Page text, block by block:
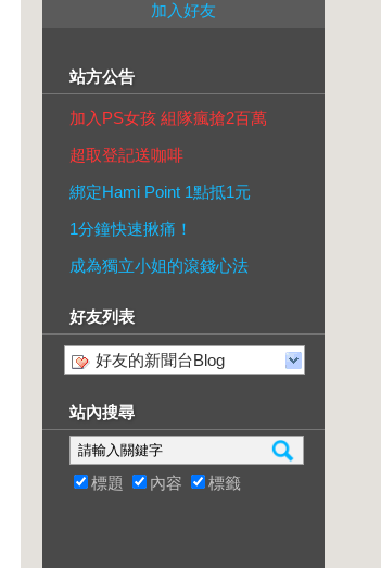
加入好友
站方公告
加入PS女孩 組隊瘋搶2百萬
超取登記送咖啡
綁定Hami Point 1點抵1元
1分鐘快速揪痛！
成為獨立小姐的滾錢心法
好友列表
好友的新聞台Blog
站內搜尋
標題 內容 標籤